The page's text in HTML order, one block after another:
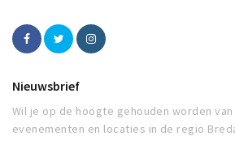
Nieuwsbrief
Wil je op de hoogte gehouden worden
evenementen en locaties in de regio